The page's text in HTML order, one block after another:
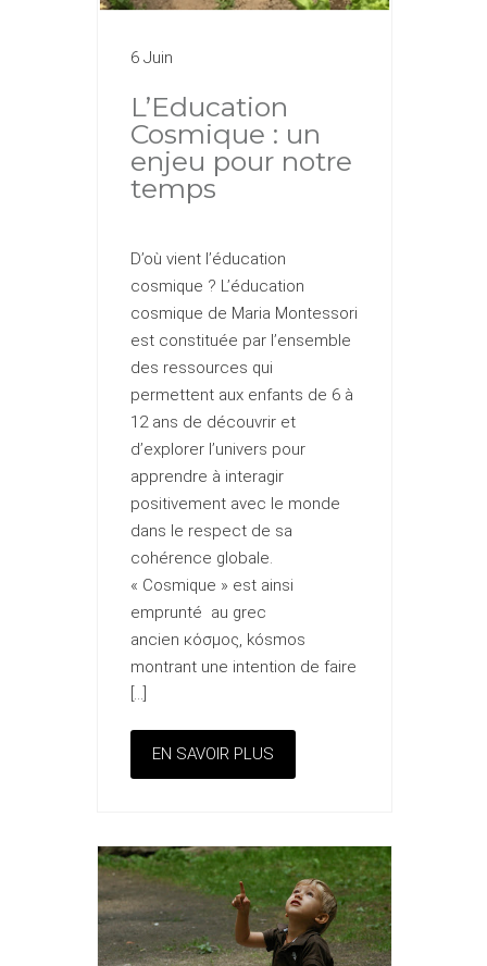
6 Juin
L’Education
Cosmique : un
enjeu pour notre
temps
D’où vient l’éducation
cosmique ? L’éducation
cosmique de Maria Montessori
est constituée par l’ensemble
des ressources qui
permettent aux enfants de 6 à
12 ans de découvrir et
d’explorer l’univers pour
apprendre à interagir
positivement avec le monde
dans le respect de sa
cohérence globale.
« Cosmique » est ainsi
emprunté au grec
ancien κόσμος, kósmos
montrant une intention de faire
[…]
EN SAVOIR PLUS